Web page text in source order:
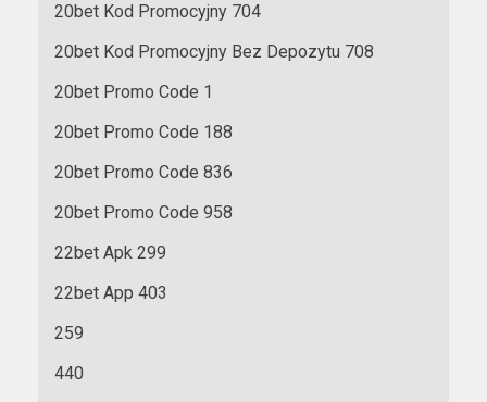
20bet Kod Promocyjny 704
20bet Kod Promocyjny Bez Depozytu 708
20bet Promo Code 1
20bet Promo Code 188
20bet Promo Code 836
20bet Promo Code 958
22bet Apk 299
22bet App 403
259
440